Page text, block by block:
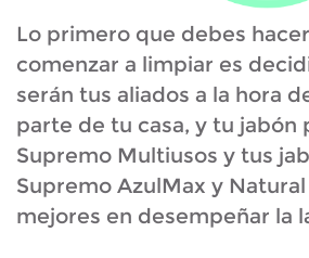
Lo primero que debes
comenzar a limpiar es
serán tus aliados a la hora
parte de tu casa, y tu jabón
Supremo Multiusos y tus
Supremo AzulMax y
mejores en desempeñar la